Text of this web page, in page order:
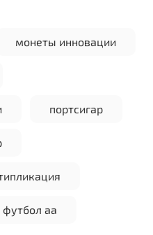
монеты инновации
портсигар
футбол аа